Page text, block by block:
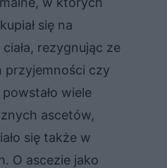
się na
rezygnując ze
przyjemności czy
wiele
ascetów,
się także w
O ascezie jako